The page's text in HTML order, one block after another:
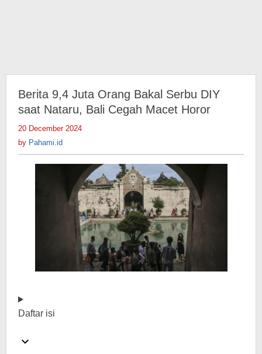
Berita 9,4 Juta Orang Bakal Serbu DIY
saat Nataru, Bali Cegah Macet Horor
20 December 2024
by Pahami.id
Daftar isi